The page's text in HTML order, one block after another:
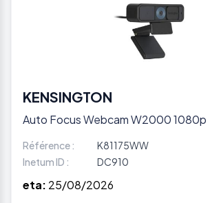
KENSINGTON
Auto Focus Webcam W2000 1080p
Référence :
K81175WW
Inetum ID :
DC910
eta: 25/08/2026